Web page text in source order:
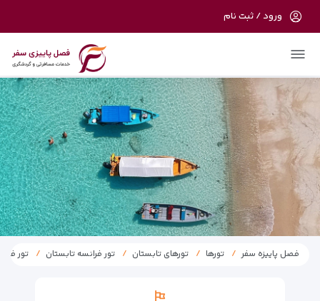
ورود / ثبت نام
در حال حاضر ارتباط با سرور قطع می باشد
لطفا دقایقی بعد مجددا تلاش کنید.
فصل پاییزه سفر تورها تورهای تابستان تور فرانسه تابستان تور